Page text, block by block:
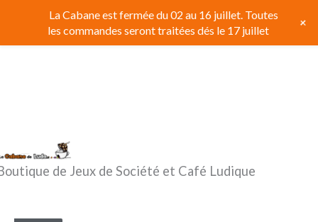
contenu
de Jeux de Société et Café Ludique
La Cabane est fermée du 02 au 16 juillet. Toutes
les commandes seront traitées dés le 17 juillet
+